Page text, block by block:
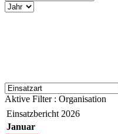
Aktive Filter : Organisation
Einsatzbericht 2026
Januar